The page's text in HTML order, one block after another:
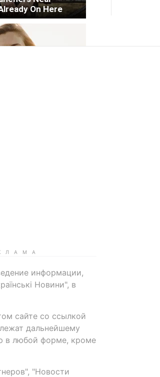
информации,
Новини", в
сайте со ссылкой
дальнейшему
в любой форме, кроме
"Новости